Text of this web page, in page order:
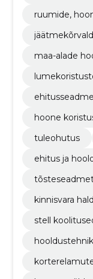
ruumide,
maa-alade
hoone
tuleohutus
ehitus ja
kinnisvara
stell